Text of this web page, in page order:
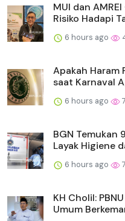
MUI dan
Risiko Hadapi
6 hours ago
Apakah Haram
saat Karnaval
6 hours ago 7
BGN Temukan
Layak Higiene
6 hours ago 7
KH Cholil:
Umum